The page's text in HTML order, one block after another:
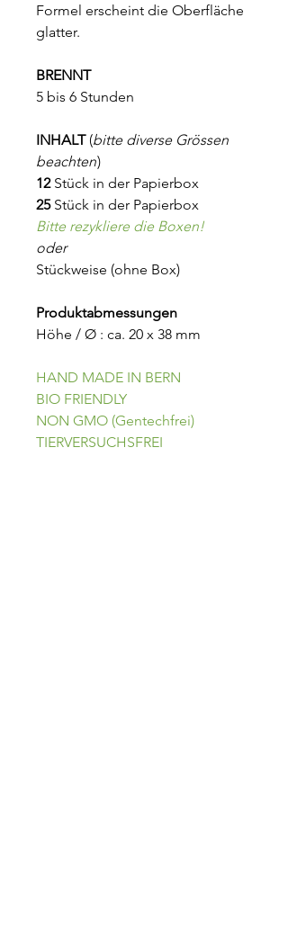
Formel erscheint die Oberfläche
glatter.
BRENNT
5 bis 6 Stunden
INHALT (bitte diverse Grössen
beachten)
12Stück in der Papierbox
25Stück in der Papierbox
Bitte rezykliere die Boxen!
oder
Stückweise (ohne Box)
Produktabmessungen
Höhe / Ø : ca. 20 x 38 mm
HAND MADE IN BERN
BIO FRIENDLY
NON GMO (Gentechfrei)
TIERVERSUCHSFREI